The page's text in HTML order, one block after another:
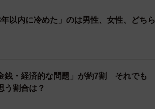
以内に冷めた」のは男性、女性、どちら
銭・経済的な問題」が約7割 それでも
う割合は？